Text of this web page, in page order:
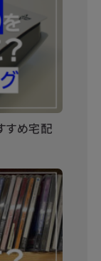
すめ宅配